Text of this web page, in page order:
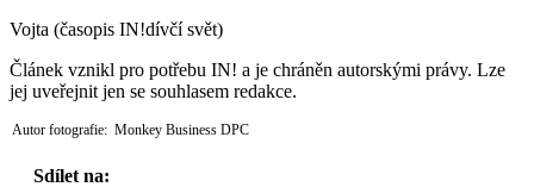
Vojta (časopis IN!dívčí svět)
Článek vznikl pro potřebu IN! a je chráněn autorskými právy. Lze
jej uveřejnit jen se souhlasem redakce.
Autor fotografie: Monkey Business DPC
Sdílet na: